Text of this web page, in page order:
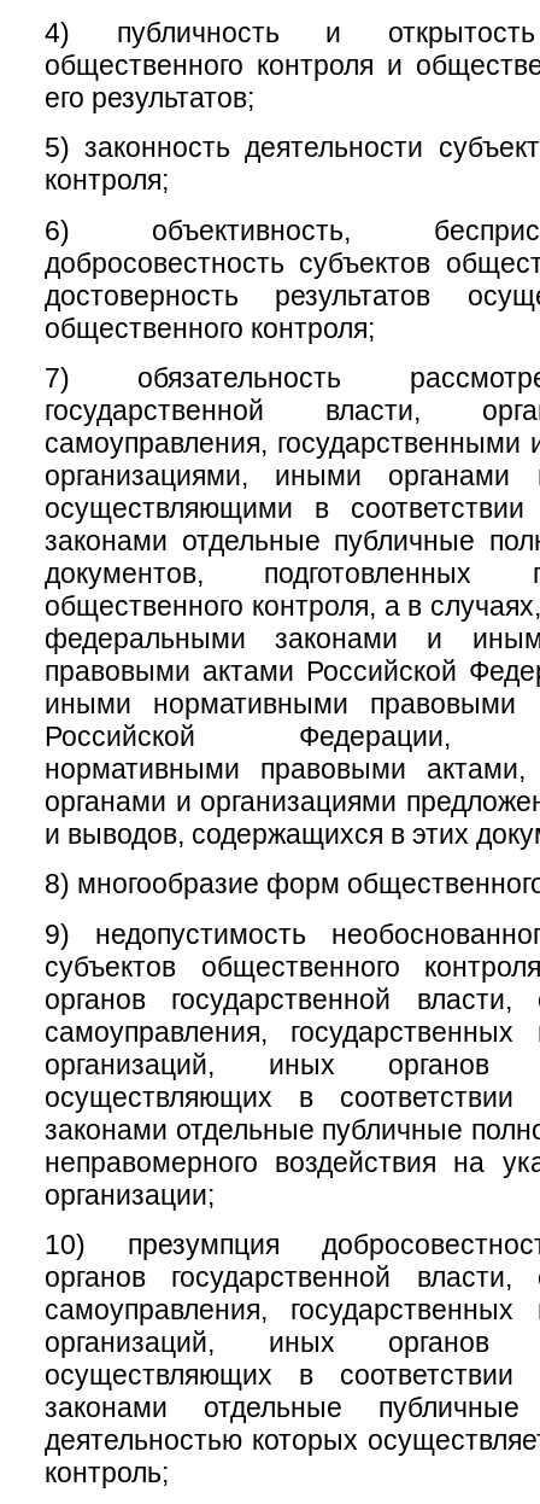
4) публичность и открытость
общественного контроля и
его результатов;
5) законность деятельности
контроля;
6) объективность,
добросовестность субъектов
достоверность результатов
общественного контроля;
7) обязательность
государственной власти,
самоуправления,
организациями, иными органами
осуществляющими в
законами отдельные публичные
документов, подготовленных
общественного контроля, а в
федеральными законами и
правовыми актами Российской
иными нормативными правовыми
Российской Федерации,
нормативными правовыми
органами и организациями
и выводов, содержащихся в этих
8) многообразие форм
9) недопустимость
субъектов общественного
органов государственной власти,
самоуправления,
организаций, иных органов
осуществляющих в
законами отдельные публичные
неправомерного воздействия на
организации;
10) презумпция
органов государственной власти,
самоуправления,
организаций, иных органов
осуществляющих в
законами отдельные
деятельностью которых
контроль;